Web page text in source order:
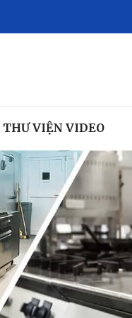
THƯ VIỆN VIDEO